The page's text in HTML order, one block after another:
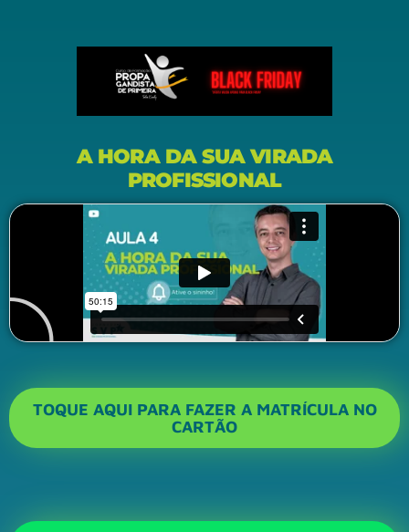
A HORA DA SUA VIRADA
PROFISSIONAL
TOQUE AQUI PARA FAZER A MATRÍCULA NO
CARTÃO